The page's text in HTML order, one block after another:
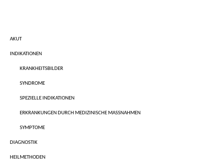
AKUT
INDIKATIONEN
KRANKHEITSBILDER
SYNDROME
SPEZIELLE INDIKATIONEN
ERKRANKUNGEN DURCH MEDIZINISCHE MASSNAHMEN
SYMPTOME
DIAGNOSTIK
HEILMETHODEN